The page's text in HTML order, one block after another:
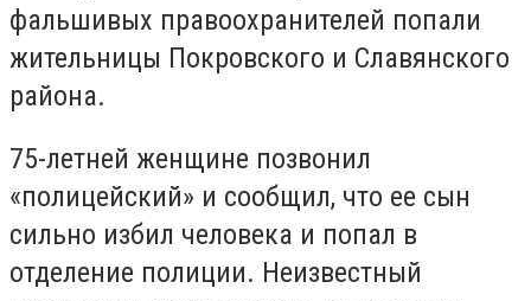
фальшивых правоохранителей попали
жительницы Покровского и Славянского
района.
75-летней женщине позвонил
«полицейский» и сообщил, что ее сын
сильно избил человека и попал в
отделение полиции. Неизвестный